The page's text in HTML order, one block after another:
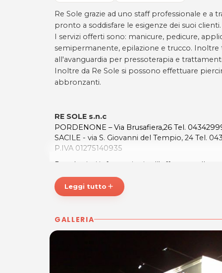
Re Sole grazie ad uno staff professionale e a
pronto a soddisfare le esigenze dei suoi clienti.
I servizi offerti sono: manicure, pedicure,
semipermanente, epilazione e trucco.
all'avanguardia per pressoterapia e
Inoltre da Re Sole si possono effettuare
abbronzanti.
RE SOLE s.n.c
PORDENONE – Via Brusafiera,26 Tel.
SACILE - via S. Giovanni del Tempio, 24 Tel.
P.IVA 01275140935
Per ulteriori informazioni sull'offerta o sulle
posta@espevia.it
Leggi tutto add
GALLERIA